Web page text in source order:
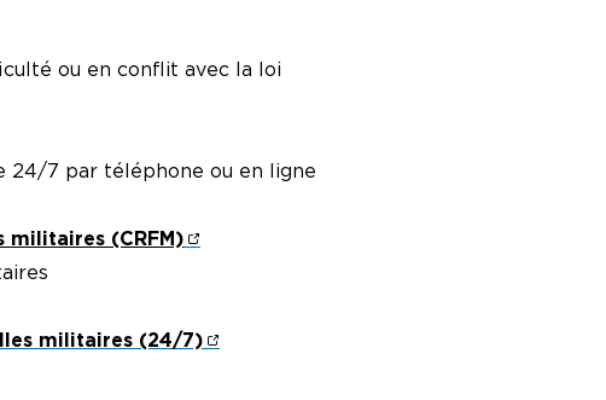
ou en conflit avec la loi
24/7 par téléphone ou en ligne
militaires (CRFM)
militaires (24/7)